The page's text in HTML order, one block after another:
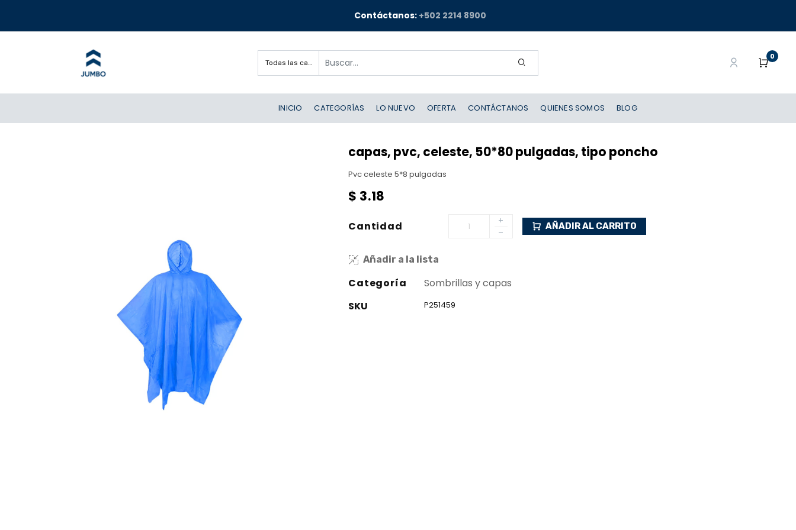
Contáctanos: +502 2214 8900
Todas las categorías
0
INICIO CATEGORÍAS LO NUEVO OFERTA CONTÁCTANOS QUIENES SOMOS BLOG
capas, pvc, celeste, 50*80 pulgadas, tipo poncho
Pvc celeste 5*8 pulgadas
$ 3.18
Cantidad AÑADIR AL CARRITO
Añadir a la lista
Categoría
Sombrillas y capas
SKU
P251459